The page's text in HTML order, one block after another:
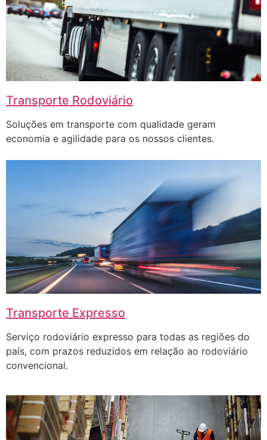
Transporte Rodoviário
Soluções em transporte com qualidade geram
economia e agilidade para os nossos clientes.
Transporte Expresso
Serviço rodoviário expresso para todas as regiões do
país, com prazos reduzidos em relação ao rodoviário
convencional.